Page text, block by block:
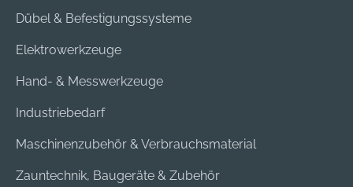
Dübel & Befestigungssysteme
Elektrowerkzeuge
Hand- & Messwerkzeuge
Industriebedarf
Maschinenzubehör & Verbrauchsmaterial
Zauntechnik, Baugeräte & Zubehör